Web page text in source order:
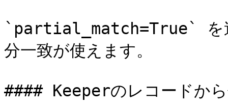
`partial_match=True` を追
分一致が使えます。
#### Keeperのレコードか